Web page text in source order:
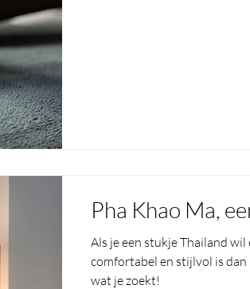
Pha Khao Ma,
Als je een stukje Thailand
comfortabel en stijlvol is dan
wat je zoekt!